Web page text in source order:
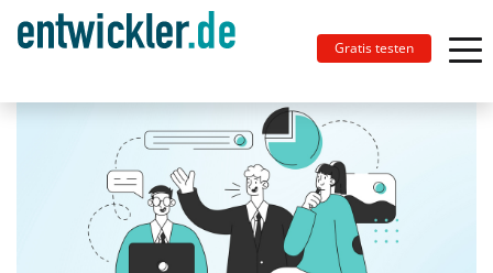
Gratis testen